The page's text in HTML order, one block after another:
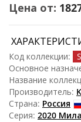
Цена от:
Код коллекции:
Основное
Название
Производитель:
Страна: Россия
Серия: 2020